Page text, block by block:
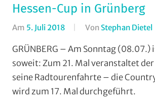
Hessen-Cup in Grünberg
Am 5. Juli 2018 Von Stephan Dietel
GRÜNBERG – Am Sonntag (08.07.)
soweit: Zum 21. Mal veranstaltet der
seine Radtourenfahrte – die
wird zum 17. Mal durchgeführt.